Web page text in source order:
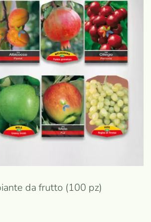
da frutto (100 pz)